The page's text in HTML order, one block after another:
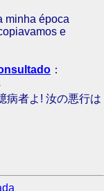
minha época
e
：
病者よ! 汝の悪行は